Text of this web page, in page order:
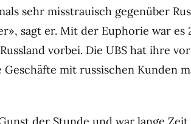
sehr misstrauisch gegenüber
sagt er. Mit der Euphorie war es
vorbei. Die UBS hat ihre
mit russischen Kunden